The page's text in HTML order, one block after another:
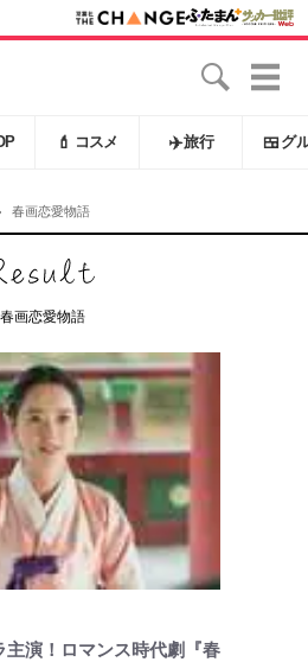
💄 コスメ ✈️旅行 🍱 グ
春画恋愛物語
春画恋愛物語
主演！ロマンス時代劇『春